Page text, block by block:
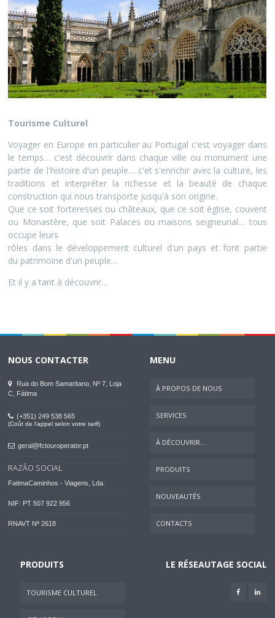
Tourisme Culturel
Voyager en Europe en particulier au Portugal c'est voyager dans
le temps… c'est découvrir dans chaque ville ou monument une
partie de l'histoire d'un peuple… c'et s'enrichir avec la culture, les
traditions et interpréter la richesse et la beauté de chaque
construction qui nous transporte jusqu'à son origine.
Que ce soit forteresses ou châteaux, que ce soit église, couvent
ou Monastère, que soit Palaces ou maisons seigneurial… tous
occupe leurs
rôles dans le développement culturel d'un pays et font partie
du patrimoine d'un peuple…
Et il y a tant à découvrir…
NOUS CONTACTER
Rua do Bom Samaritano, Nº 7, Loja
C, Fátima
(+351) 249 538 565
(Coût de l'appel selon votre tarif)
geral@fctouroperator.pt
RAZÃO SOCIAL
FatimaCaminhos - Viagens, Lda.
NIF: PT 507 922 956
RNAVT Nº 2618
MENU
À PROPOS DE NOUS
SERVICES
À DÉCOUVRIR...
PRODUITS
NOUVEAUTÉS
CONTACTS
PRODUITS
TOURISME CULTUREL
LE RÉSEAUTAGE SOCIAL